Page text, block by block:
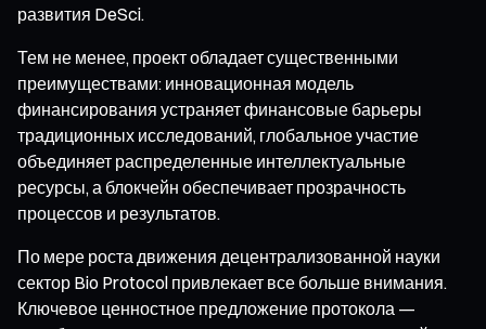
развития DeSci.
Тем не менее, проект обладает существенными
преимуществами: инновационная модель
финансирования устраняет финансовые барьеры
традиционных исследований, глобальное участие
объединяет распределенные интеллектуальные
ресурсы, а блокчейн обеспечивает прозрачность
процессов и результатов.
По мере роста движения децентрализованной науки
сектор Bio Protocol привлекает все больше внимания.
Ключевое ценностное предложение протокола —